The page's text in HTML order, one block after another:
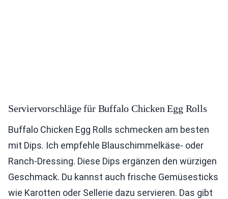
Serviervorschläge für Buffalo Chicken Egg Rolls
Buffalo Chicken Egg Rolls schmecken am besten
mit Dips. Ich empfehle Blauschimmelkäse- oder
Ranch-Dressing. Diese Dips ergänzen den würzigen
Geschmack. Du kannst auch frische Gemüsesticks
wie Karotten oder Sellerie dazu servieren. Das gibt